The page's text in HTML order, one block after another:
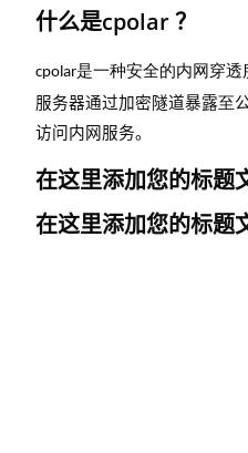
什么是cpolar ？
cpolar是一种安全的内网穿透
服务器通过加密隧道暴露至
访问内网服务。
在这里添加您的标题
在这里添加您的标题